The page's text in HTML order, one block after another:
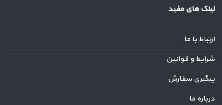
لینک های مفید
ارتباط با ما
شرایط و قوانین
پیگیری سفارش
درباره ما